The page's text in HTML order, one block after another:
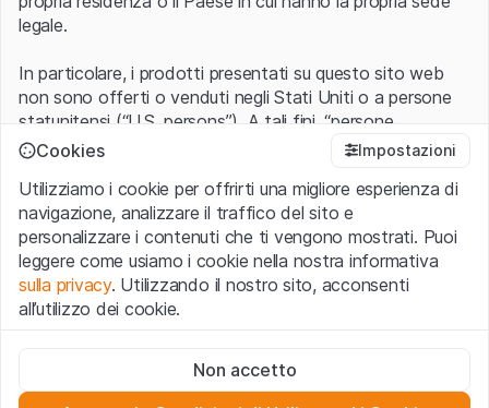
legale.
In particolare, i prodotti presentati su questo sito web
non sono offerti o venduti negli Stati Uniti o a persone
statunitensi (“U.S. persons”). A tali fini, “persone
statunitensi” vanno intese nel significato ad esse ascritto
1933 che include le persone residenti negli Stati Uniti
d’America, le società per azioni e le altre forme societarie
americane.
Condizioni di utilizzo e informazioni legali
Con l’accesso al sito web (di seguito, il “Sito”) si dichiara
avvertenze importanti e le condizioni di utilizzo ivi rese
Cookies Impostazioni
Utilizziamo i cookie per offrirti una migliore esperienza di
navigazione, analizzare il traffico del sito e
personalizzare i contenuti che ti vengono mostrati. Puoi
leggere come usiamo i cookie nella nostra informativa
sulla privacy. Utilizzando il nostro sito, acconsenti
all’utilizzo dei cookie.
Questi cookie sono necessari per il funzionamento del sito
web e non possono essere disattivati.
Non accetto